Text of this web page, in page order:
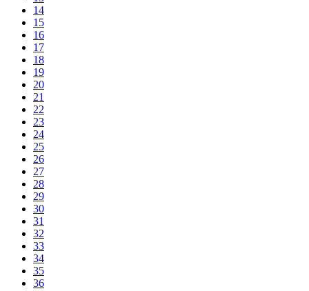
14
15
16
17
18
19
20
21
22
23
24
25
26
27
28
29
30
31
32
33
34
35
36